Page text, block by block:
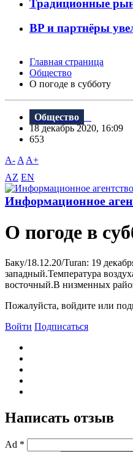
Традиционные
BP и партнёры
Главная страница
Общество
О погоде в субботу
Общество
18 декабрь 2020, 16:09
653
A- A A+
AZ EN
Информационное
О погоде в
Баку/18.12.20/Turan: 19
западный.Температура
восточный.В низменных
Пожалуйста, войдите или
Войти Подписаться
Написать отзыв
Ad *